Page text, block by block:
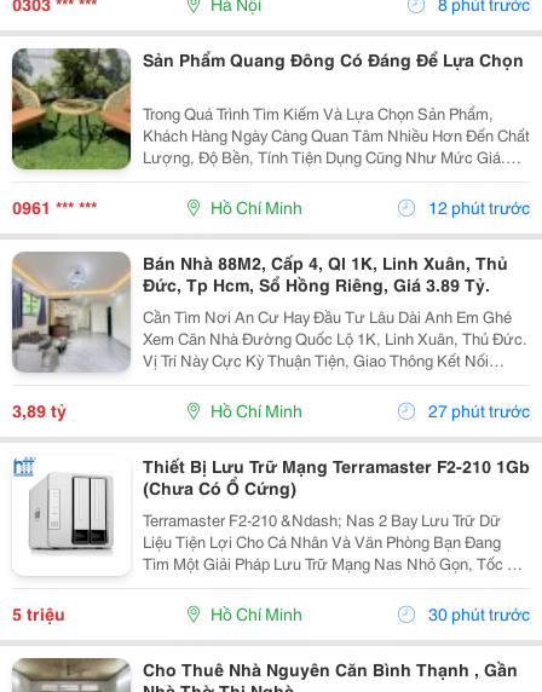
Sản Phẩm Quang Đông Có Đáng Để Lựa Chọn
Trong Quá Trình Tìm Kiếm Và Lựa Chọn Sản Phẩm,
Khách Hàng Ngày Càng Quan Tâm Nhiều Hơn Đến Chất
Lượng, Độ Bền, Tính Tiện Dụng Cũng Như Mức Giá.
Thay Vì Chỉ Dựa Vào Quảng Cáo Hoặc Thông Tin Từ
Người Bán, Nhiều Người Có Xu Hướng Tìm Hiểu Thêm
Thông Tin...
0961 *** *** Hồ Chí Minh 12 phút trước
Bán Nhà 88M2, Cấp 4, Ql 1K, Linh Xuân, Thủ
Đức, Tp Hcm, Sổ Hồng Riêng, Giá 3.89 Tỷ.
Cần Tìm Nơi An Cư Hay Đầu Tư Lâu Dài Anh Em Ghé
Xem Căn Nhà Đường Quốc Lộ 1K, Linh Xuân, Thủ Đức.
Vị Trí Này Cực Kỳ Thuận Tiện, Giao Thông Kết Nối
Nhanh Chóng, Cực Kỳ Phù Hợp Cho Khách Mua Để Giữ
Tài Sản Hoặc Cho Thuê Đều Rất Ổn Định. Thông Tin...
3,89 tỷ Hồ Chí Minh 27 phút trước
Thiết Bị Lưu Trữ Mạng Terramaster F2-210 1Gb
(Chưa Có Ổ Cứng)
Terramaster F2-210 &Ndash; Nas 2 Bay Lưu Trữ Dữ
Liệu Tiện Lợi Cho Cá Nhân Và Văn Phòng Bạn Đang
Tìm Một Giải Pháp Lưu Trữ Mạng Nas Nhỏ Gọn, Tốc Độ
Ổn Định Và Hỗ Trợ Nhiều Tính Năng Sao Lưu?
Terramaster F2-210 Là Lựa Chọn Phù Hợp Cho Cá
Nhân, Gia...
5 triệu Hồ Chí Minh 30 phút trước
Cho Thuê Nhà Nguyên Căn Bình Thạnh , Gần